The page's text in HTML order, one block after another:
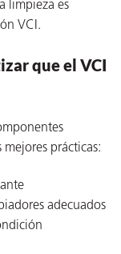
limpieza es
VCI.
que el VCI
prácticas:
adecuados